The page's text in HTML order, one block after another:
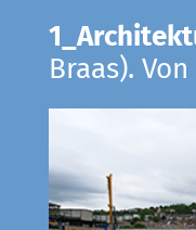
Braas).